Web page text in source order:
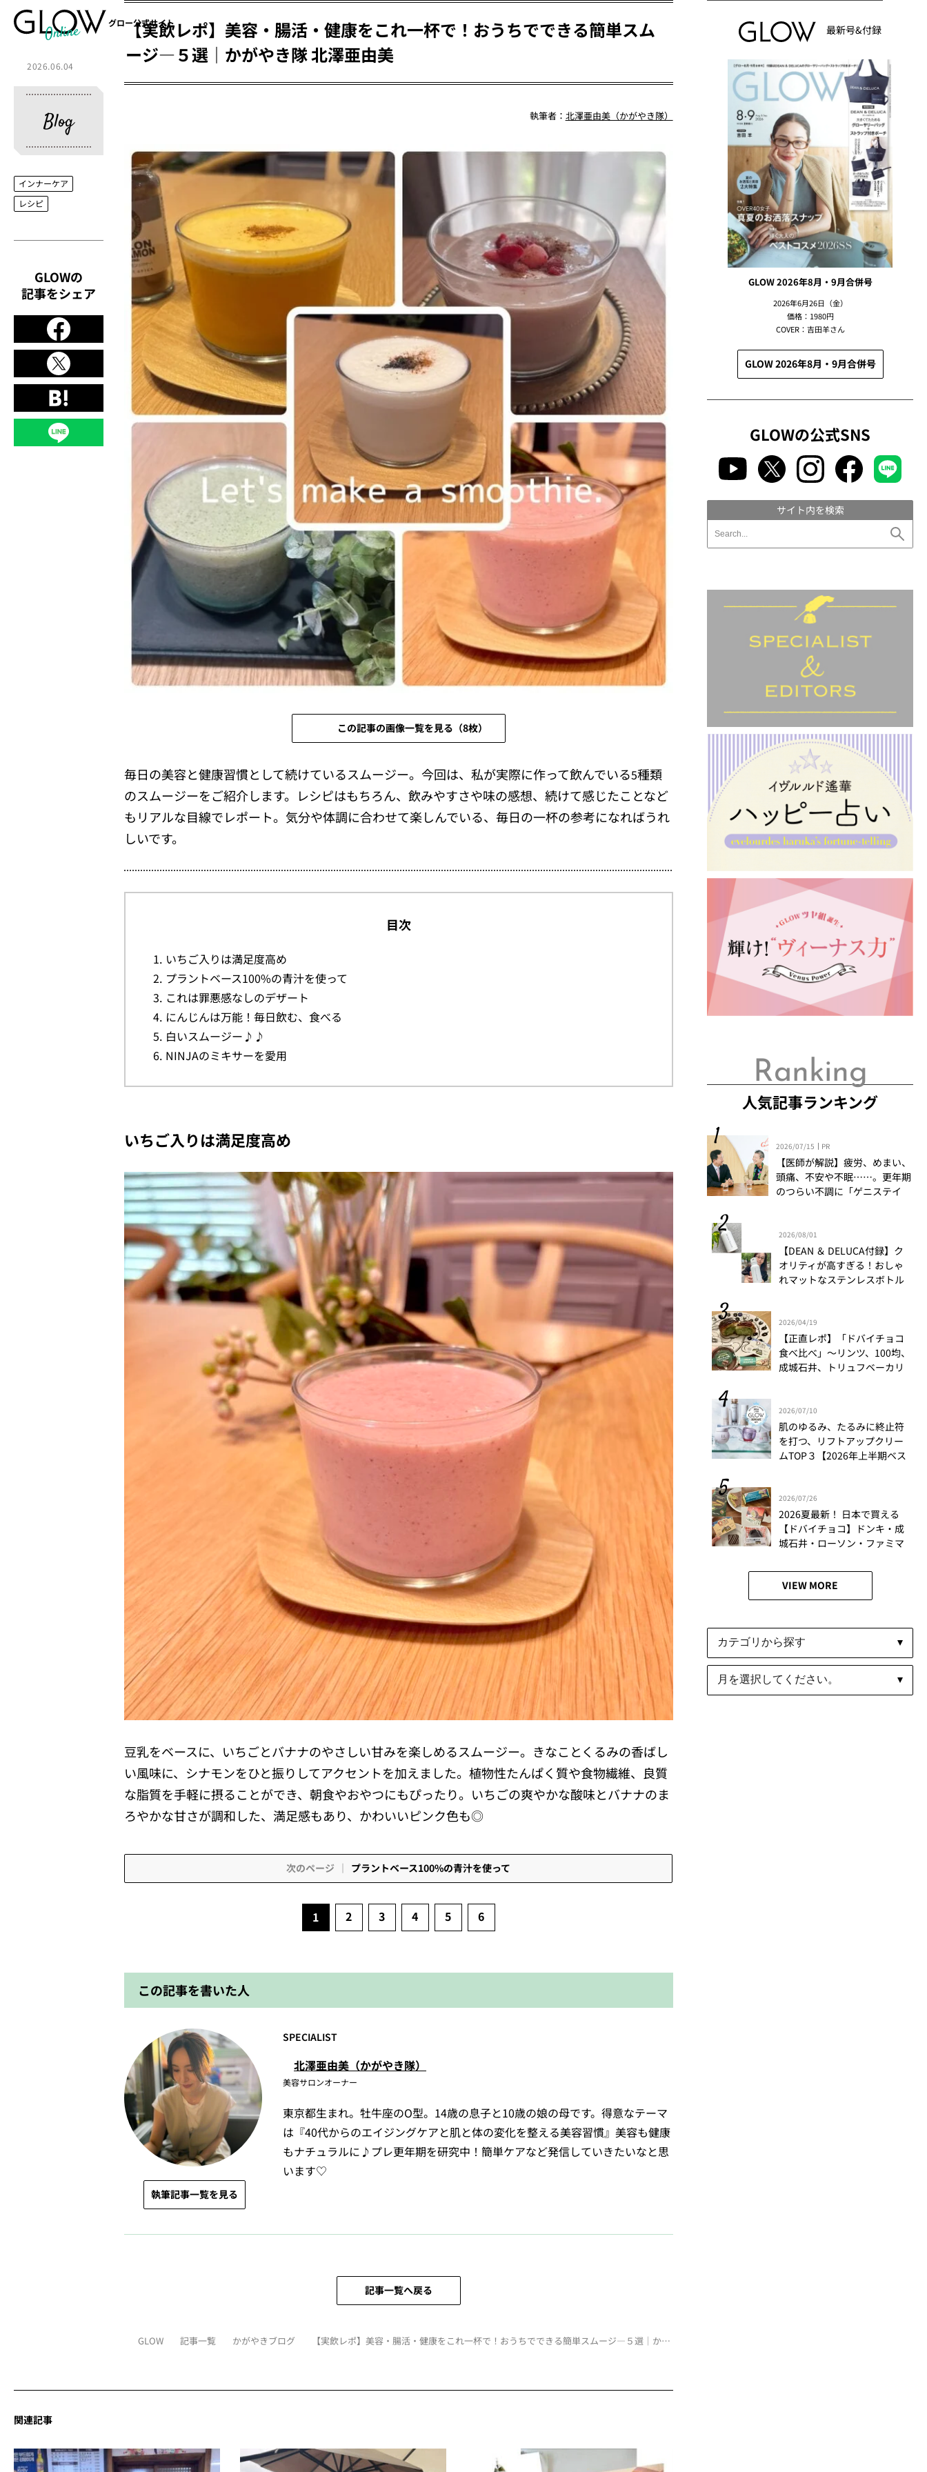
グロー公式サイト
2026.06.04
Blog
インナーケア
レシピ
GLOWの
記事をシェア
【実飲レポ】美容・腸活・健康をこれ一杯で！おうちでできる簡単スム
ージ―５選｜かがやき隊 北澤亜由美
執筆者： 北澤亜由美（かがやき隊）
この記事の画像一覧を見る（8枚）
毎日の美容と健康習慣として続けているスムージー。今回は、私が実際に作って飲んでいる5種類
のスムージーをご紹介します。レシピはもちろん、飲みやすさや味の感想、続けて感じたことなど
もリアルな目線でレポート。気分や体調に合わせて楽しんでいる、毎日の一杯の参考になればうれ
しいです。
目次
いちご入りは満足度高め
プラントベース100%の青汁を使って
これは罪悪感なしのデザート
にんじんは万能！毎日飲む、食べる
白いスムージー♪♪
NINJAのミキサーを愛用
いちご入りは満足度高め
豆乳をベースに、いちごとバナナのやさしい甘みを楽しめるスムージー。きなことくるみの香ばし
い風味に、シナモンをひと振りしてアクセントを加えました。植物性たんぱく質や食物繊維、良質
な脂質を手軽に摂ることができ、朝食やおやつにもぴったり。いちごの爽やかな酸味とバナナのま
ろやかな甘さが調和した、満足感もあり、かわいいピンク色も◎
次のページ プラントベース100%の青汁を使って
1 2 3 4 5 6
この記事を書いた人
SPECIALIST
北澤亜由美（かがやき隊）
美容サロンオーナー
執筆記事一覧を見る
東京都生まれ。牡牛座のO型。14歳の息子と10歳の娘の母です。得意なテーマ
は『40代からのエイジングケアと肌と体の変化を整える美容習慣』美容も健康
もナチュラルに♪プレ更年期を研究中！簡単ケアなど発信していきたいなと思
います♡
記事一覧へ戻る
GLOW 記事一覧 かがやきブログ 【実飲レポ】美容・腸活・健康をこれ一杯で！おうちでできる簡単スムージ―５選｜かがやき隊 北澤亜由美
関連記事
最新号&付録
GLOW 2026年8月・9月合併号
2026年6月26日（金）
価格：1980円
COVER：吉田羊さん
GLOW 2026年8月・9月合併号
GLOWの公式SNS
サイト内を検索
Ranking
人気記事ランキング
2026/07/15 PR
【医師が解説】疲労、めまい、
頭痛、不安や不眠……。更年期
のつらい不調に「ゲニステイ
2026/08/01
【DEAN ＆ DELUCA付録】ク
オリティが高すぎる！おしゃ
れマットなステンレスボトル
2026/04/19
【正直レポ】「ドバイチョコ
食べ比べ」～リンツ、100均、
成城石井、トリュフベーカリ
2026/07/10
肌のゆるみ、たるみに終止符
を打つ、リフトアップクリー
ムTOP３【2026年上半期ベス
2026/07/26
2026夏最新！ 日本で買える
【ドバイチョコ】ドンキ・成
城石井・ローソン・ファミマ
VIEW MORE